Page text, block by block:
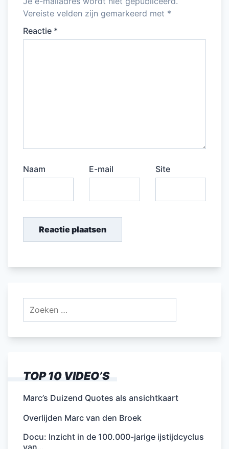
Vereiste velden zijn gemarkeerd met *
Reactie *
Naam E-mail Site
TOP 10 VIDEO’S
Marc’s Duizend Quotes als ansichtkaart
Overlijden Marc van den Broek
Docu: Inzicht in de 100.000-jarige ijstijdcyclus
van…